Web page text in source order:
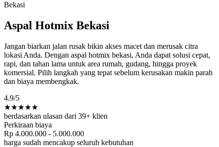
Bekasi
Aspal Hotmix Bekasi
Jangan biarkan jalan rusak bikin akses macet dan merusak citra
lokasi Anda. Dengan aspal hotmix bekasi, Anda dapat solusi cepat,
rapi, dan tahan lama untuk area rumah, gudang, hingga proyek
komersial. Pilih langkah yang tepat sebelum kerusakan makin parah
dan biaya membengkak.
4.9/5
★★★★★
berdasarkan ulasan dari 39+ klien
Perkiraan biaya
Rp 4.000.000 - 5.000.000
harga sudah mencakup seluruh kebutuhan